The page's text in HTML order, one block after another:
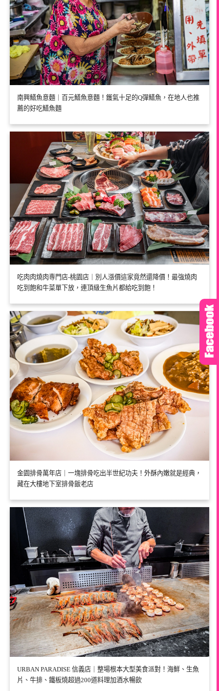
南興鱔魚意麵｜百元鱔魚意麵！鑊氣十足的Q彈鱔魚，在地人也推
薦的好吃鱔魚麵
吃肉肉燒肉専門店-桃園店｜別人漲價這家竟然還降價！最強燒肉
吃到飽和牛菜單下放，連頂級生魚片都給吃到飽！
金園排骨萬年店｜一塊排骨吃出半世紀功夫！外酥內嫩就是經典，
藏在大樓地下室排骨飯老店
URBAN PARADISE 信義店｜整場根本大型美食派對！海鮮、生魚
片、牛排、鐵板燒超過200道料理加酒水暢飲